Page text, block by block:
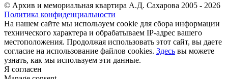
© Архив и мемориальная квартира А.Д. Сахарова 2005 - 2026
Политика конфиденциальности
На нашем сайте мы используем cookie для сбора информации
технического характера и обрабатываем IP-адрес вашего
местоположения. Продолжая использовать этот сайт, вы даете
согласие на использование файлов cookies. Здесь вы можете
узнать, как мы используем эти данные.
Я согласен